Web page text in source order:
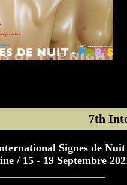
7th
Signes de
/ 15 - 19 Septembre